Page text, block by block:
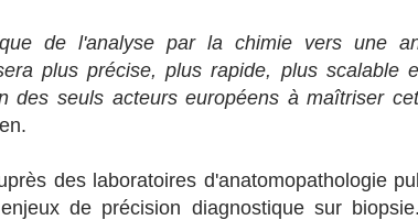
de l'analyse par la chimie vers une
plus précise, plus rapide, plus scalable
des seuls acteurs européens à maîtriser
des laboratoires d'anatomopathologie
de précision diagnostique sur